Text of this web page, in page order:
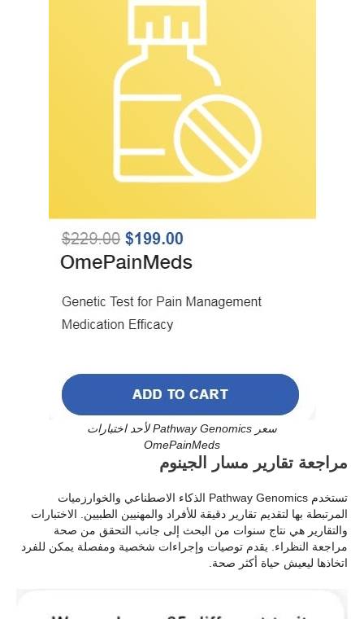
سعر Pathway Genomics لأحد اختبارات
OmePainMeds
مراجعة تقارير مسار الجينوم
تستخدم Pathway Genomics الذكاء الاصطناعي والخوارزميات
المرتبطة بها لتقديم تقارير دقيقة للأفراد والمهنيين الطبيين. الاختبارات
والتقارير هي نتاج سنوات من البحث إلى جانب التحقق من صحة
مراجعة النظراء. يقدم توصيات وإجراءات شخصية ومفصلة يمكن للفرد
اتخاذها ليعيش حياة أكثر صحة.